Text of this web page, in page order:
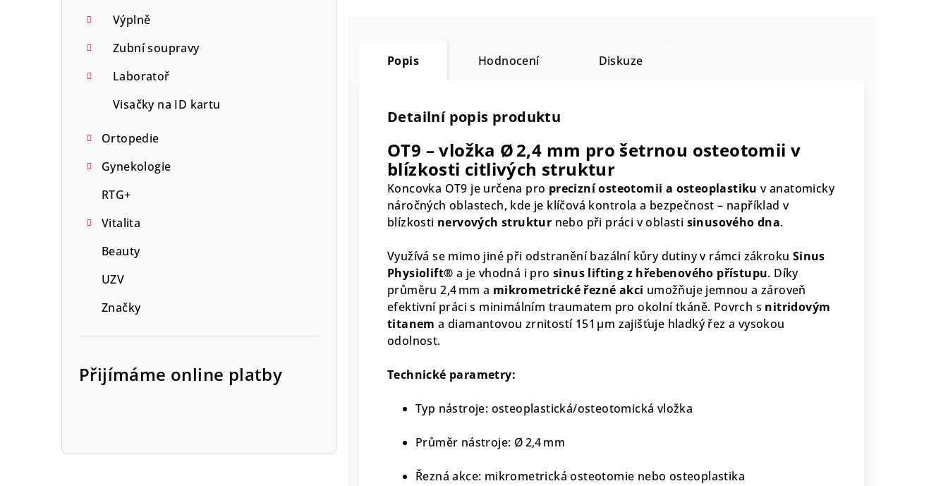
Výplně
Zubní soupravy
Laboratoř
Visačky na ID kartu
Ortopedie
Gynekologie
RTG+
Vitalita
Beauty
UZV
Značky
Přijímáme online platby
Popis Hodnocení Diskuze
Detailní popis produktu
OT9 – vložka Ø 2,4 mm pro šetrnou osteotomii v
blízkosti citlivých struktur
Koncovka OT9 je určena pro precizní osteotomii a osteoplastiku v anatomicky
náročných oblastech, kde je klíčová kontrola a bezpečnost – například v
blízkosti nervových struktur nebo při práci v oblasti sinusového dna.
Využívá se mimo jiné při odstranění bazální kůry dutiny v rámci zákroku Sinus
Physiolift® a je vhodná i prosinus lifting z hřebenového přístupu. Díky
průměru 2,4 mm a mikrometrické řezné akci umožňuje jemnou a zároveň
efektivní práci s minimálním traumatem pro okolní tkáně. Povrch s nitridovým
titanem a diamantovou zrnitostí 151 µm zajišťuje hladký řez a vysokou
odolnost.
Technické parametry:
Typ nástroje: osteoplastická/osteotomická vložka
Průměr nástroje: Ø 2,4 mm
Řezná akce: mikrometrická osteotomie nebo osteoplastika